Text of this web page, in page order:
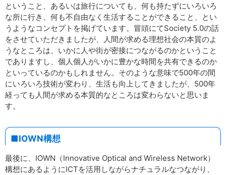
ということ、あるいは旅行についても、何も持たずにいろいろ
な所に行き、何も不自由なく生活することができること、とい
うようなコンセプトを掲げています。冒頭にてSociety 5.0の話
をさせていただきましたが、人間が求める理想社会の本質のよ
うなところは、いかに人や街が密接につながるのかということ
でありますし、個人個人がいかに豊かな時間を共有できるのか
といっているのかもしれません。そのような意味で500年の間
にいろいろ技術が変わり、生活も向上してきましたが、500年
経っても人間が求める本質的なところは変わらないと思いま
す。
■IOWN構想
最後に、IOWN（Innovative Optical and Wireless Network）
構想にあるようにICTを活用しながらナチュラルなつながり、